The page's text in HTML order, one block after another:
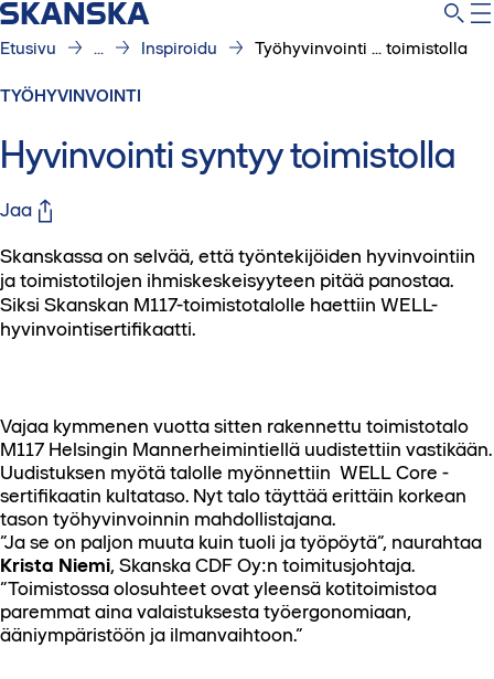
Etusivu ... Inspiroidu Työhyvinvointi ... toimistolla
TYÖHYVINVOINTI
Hyvinvointi syntyy toimistolla
Jaa
Skanskassa on selvää, että työntekijöiden hyvinvointiin
ja toimistotilojen ihmiskeskeisyyteen pitää panostaa.
Siksi Skanskan M117-toimistotalolle haettiin WELL-
hyvinvointisertifikaatti.
Vajaa kymmenen vuotta sitten rakennettu toimistotalo
M117 Helsingin Mannerheimintiellä uudistettiin vastikään.
Uudistuksen myötä talolle myönnettiin WELL Core -
sertifikaatin kultataso. Nyt talo täyttää erittäin korkean
tason työhyvinvoinnin mahdollistajana.
”Ja se on paljon muuta kuin tuoli ja työpöytä”, naurahtaa
Krista Niemi, Skanska CDF Oy:n toimitusjohtaja.
”Toimistossa olosuhteet ovat yleensä kotitoimistoa
paremmat aina valaistuksesta työergonomiaan,
ääniympäristöön ja ilmanvaihtoon.”